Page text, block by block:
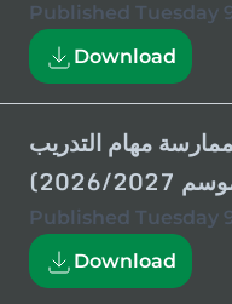
Published Tuesday
Download
مهام التدريب
2027)
Published Tuesday
Download